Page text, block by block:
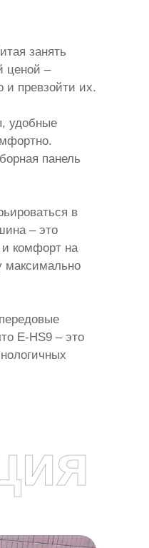
занять
ценой –
и превзойти их.
удобные
панель
в
– это
комфорт на
максимально
E-HS9 – это